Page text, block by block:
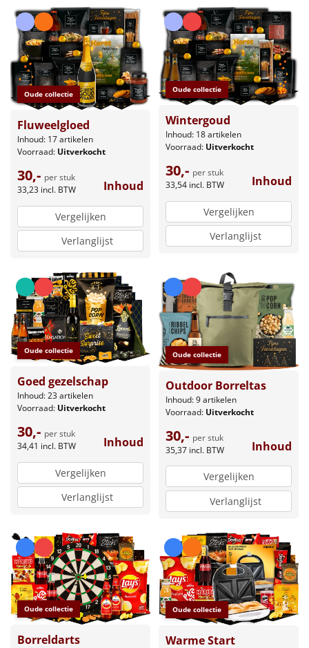
Oude collectie
Fluweelgloed
Inhoud: 17 artikelen
Voorraad: Uitverkocht
30,- per stuk
33,23 incl. BTW Inhoud
Vergelijken
Verlanglijst
Oude collectie
Wintergoud
Inhoud: 18 artikelen
Voorraad: Uitverkocht
30,- per stuk
33,54 incl. BTW Inhoud
Vergelijken
Verlanglijst
Oude collectie
Goed gezelschap
Inhoud: 23 artikelen
Voorraad: Uitverkocht
30,- per stuk
34,41 incl. BTW Inhoud
Vergelijken
Verlanglijst
Oude collectie
Outdoor Borreltas
Inhoud: 9 artikelen
Voorraad: Uitverkocht
30,- per stuk
35,37 incl. BTW Inhoud
Vergelijken
Verlanglijst
Oude collectie
Borreldarts
Oude collectie
Warme Start